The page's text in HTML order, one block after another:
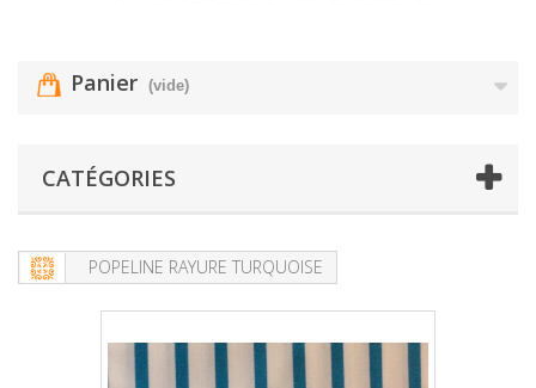
Panier (vide)
CATÉGORIES
POPELINE RAYURE TURQUOISE